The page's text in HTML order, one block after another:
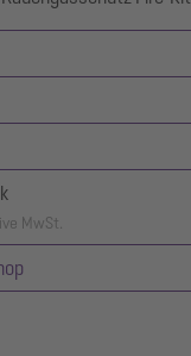
MwSt.